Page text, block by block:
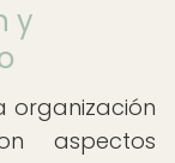
y
organización
aspectos